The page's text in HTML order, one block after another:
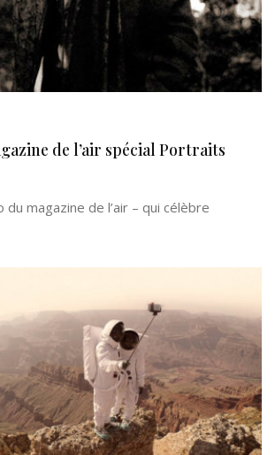
de l’air spécial Portraits
magazine de l’air – qui célèbre